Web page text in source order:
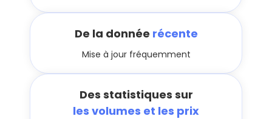
De la donnée récente
Mise à jour fréquemment
Des statistiques sur
les volumes et les prix